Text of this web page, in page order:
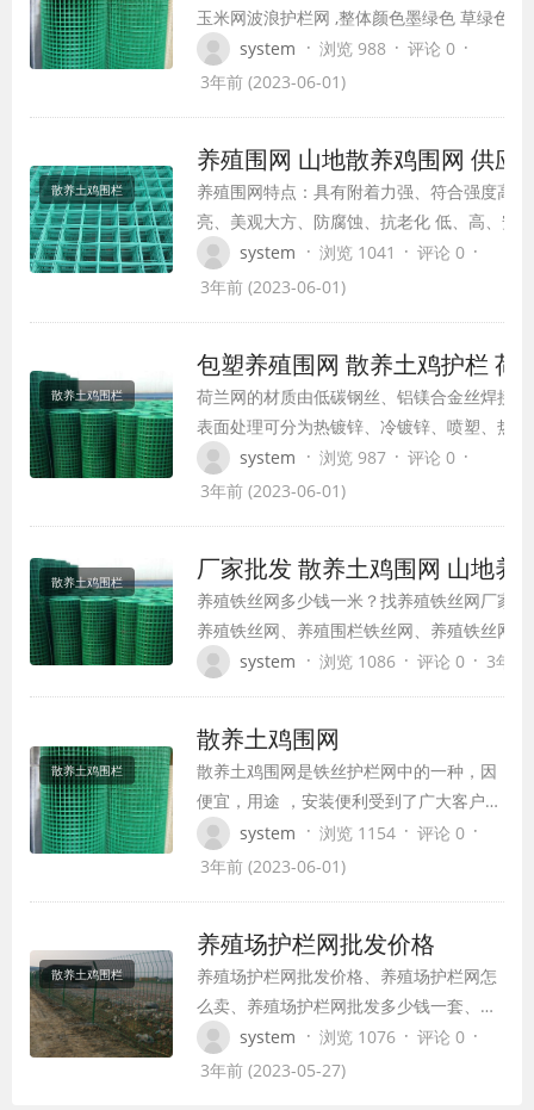
玉米网波浪护栏网 ,整体颜色墨绿色 草绿色
品特点防腐性能好，农场养殖围网 散养鸡网
围网抗老化，美观大方， 产品用途家禽圈养
system · 浏览 988 · 评论 0 ·
3年前 (2023-06-01)
散养土鸡围栏
养殖围网 山地散养鸡围网 供应
养殖围网特点：具有附着力强、符合强度高
亮、美观大方、防腐蚀、抗老化 低、高、安
方便快捷、应用、使用寿命长、适用于交通
工业、农业、养殖业等行业的围栏、防护与
system · 浏览 1041 · 评论 0 ·
3年前 (2023-06-01)
散养土鸡围栏
包塑养殖围网 散养土鸡护栏 荷
荷兰网的材质由低碳钢丝、铝镁合金丝焊接
表面处理可分为热镀锌、冷镀锌、喷塑、热
等。表面颜色一般为绿色，为了与环境相协
system · 浏览 987 · 评论 0 ·
3年前 (2023-06-01)
散养土鸡围栏 厂家批发 散养土鸡围网 山地养
养殖铁丝网多少钱一米？找养殖铁丝网厂家–
养殖铁丝网、养殖围栏铁丝网、养殖铁丝网
殖铁丝网生产厂家为您提供养殖铁丝网价格
system · 浏览 1086 · 评论 0 · 3年
散养土鸡围栏
散养土鸡围网
散养土鸡围网是铁丝护栏网中的一种，因
便宜，用途 ，安装便利受到了广大客户的
选择。结构简略、用料少，便于远程运
送。
system · 浏览 1154 · 评论 0 ·
3年前 (2023-06-01)
散养土鸡围栏
养殖场护栏网批发价格
养殖场护栏网批发价格、养殖场护栏网怎
么卖、养殖场护栏网批发多少钱一套、养
殖场护栏网批发多少钱1米
养殖场护栏网批发价格看您选择哪种样式
system · 浏览 1076 · 评论 0 ·
3年前 (2023-05-27)